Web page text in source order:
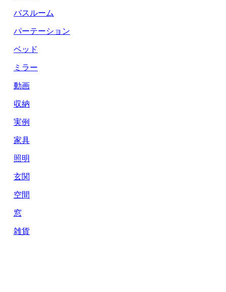
バスルーム
パーテーション
ベッド
ミラー
動画
収納
実例
家具
照明
玄関
空間
窓
雑貨